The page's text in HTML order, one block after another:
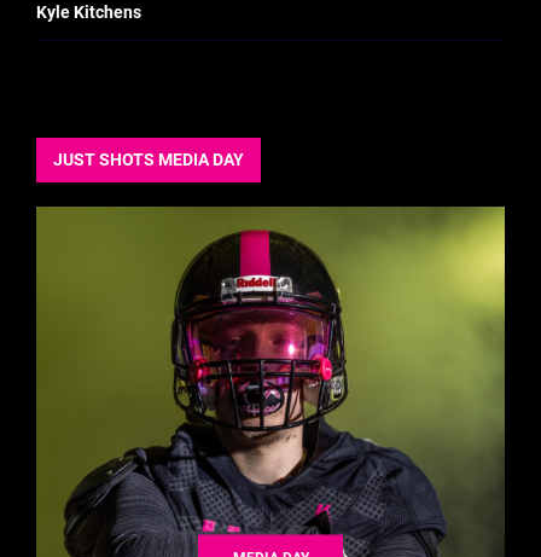
Kyle Kitchens
JUST SHOTS MEDIA DAY